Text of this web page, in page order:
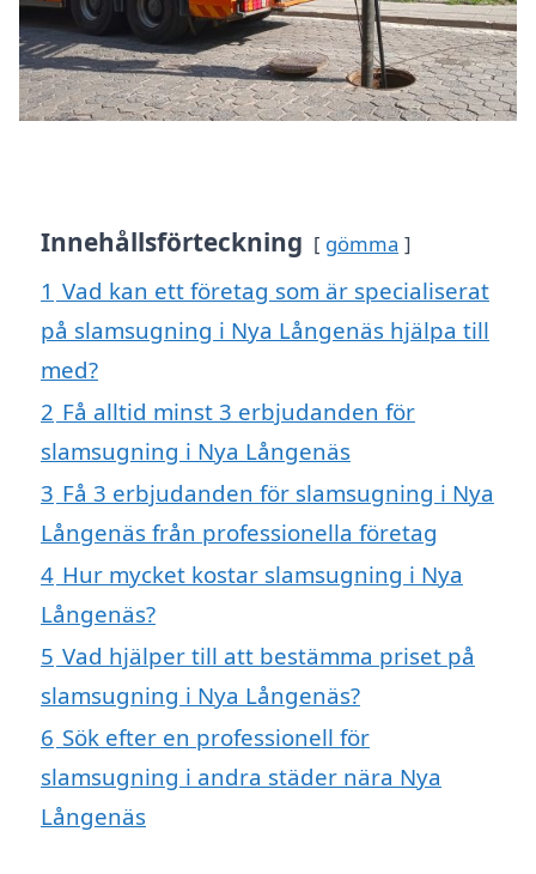
Innehållsförteckning gömma
1 Vad kan ett företag som är specialiserat
på slamsugning i Nya Långenäs hjälpa till
med?
2 Få alltid minst 3 erbjudanden för
slamsugning i Nya Långenäs
3 Få 3 erbjudanden för slamsugning i Nya
Långenäs från professionella företag
4 Hur mycket kostar slamsugning i Nya
Långenäs?
5 Vad hjälper till att bestämma priset på
slamsugning i Nya Långenäs?
6 Sök efter en professionell för
slamsugning i andra städer nära Nya
Långenäs